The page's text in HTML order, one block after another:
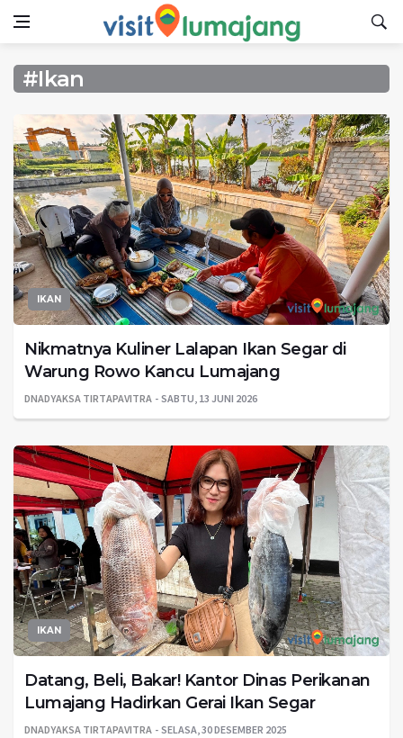
#Ikan
IKAN
Nikmatnya Kuliner Lalapan Ikan Segar di
Warung Rowo Kancu Lumajang
DNADYAKSA TIRTAPAVITRA SABTU, 13 JUNI 2026
IKAN
Datang, Beli, Bakar! Kantor Dinas Perikanan
Lumajang Hadirkan Gerai Ikan Segar
DNADYAKSA TIRTAPAVITRA SELASA, 30 DESEMBER 2025